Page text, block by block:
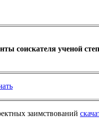
соискателя ученой ст
заимствований